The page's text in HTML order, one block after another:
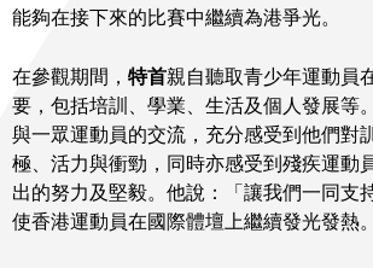
能夠在接下來的比賽中繼續為港爭光。
在參觀期間， 特首親自聽取青少年運動員
要，包括培訓、學業、生活及個人發展等。
與一眾運動員的交流，充分感受到他們對
極、活力與衝勁，同時亦感受到殘疾運動
出的努力及堅毅。他說：「讓我們一同支
使香港運動員在國際體壇上繼續發光發熱。